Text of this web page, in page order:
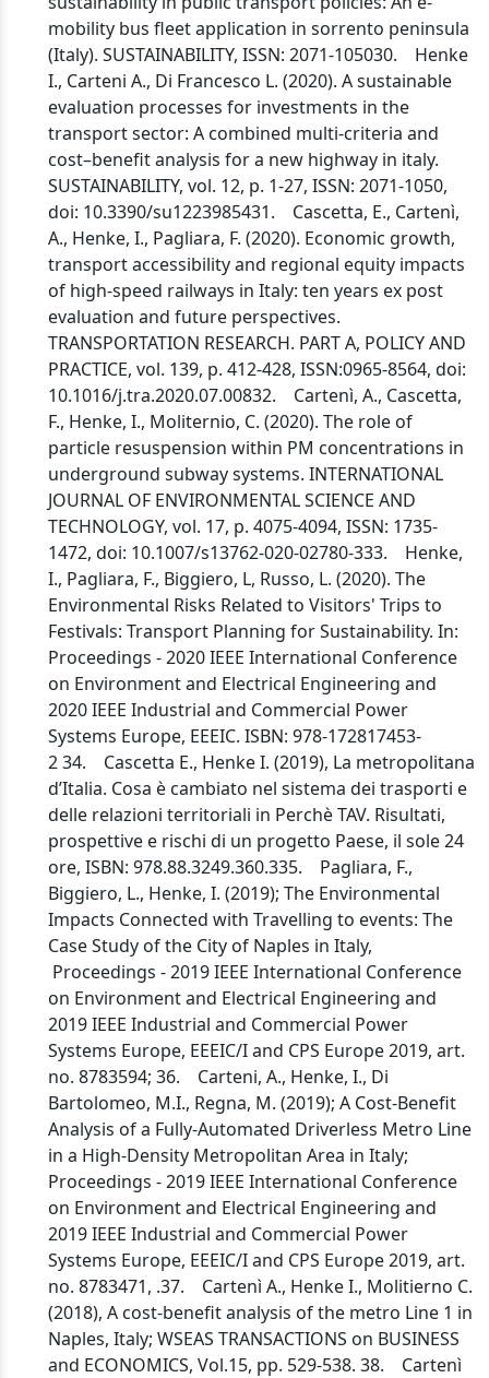
mobility bus fleet application in sorrento peninsula
(Italy). SUSTAINABILITY, ISSN: 2071-105030. Henke
I., Carteni A., Di Francesco L. (2020). A sustainable
evaluation processes for investments in the
transport sector: A combined multi-criteria and
cost–benefit analysis for a new highway in italy.
SUSTAINABILITY, vol. 12, p. 1-27, ISSN: 2071-1050,
doi: 10.3390/su1223985431. Cascetta, E., Cartenì,
A., Henke, I., Pagliara, F. (2020). Economic growth,
transport accessibility and regional equity impacts
of high-speed railways in Italy: ten years ex post
evaluation and future perspectives.
TRANSPORTATION RESEARCH. PART A, POLICY AND
PRACTICE, vol. 139, p. 412-428, ISSN:0965-8564, doi:
10.1016/j.tra.2020.07.00832. Cartenì, A., Cascetta,
F., Henke, I., Moliternio, C. (2020). The role of
particle resuspension within PM concentrations in
underground subway systems. INTERNATIONAL
JOURNAL OF ENVIRONMENTAL SCIENCE AND
TECHNOLOGY, vol. 17, p. 4075-4094, ISSN: 1735-
1472, doi: 10.1007/s13762-020-02780-333. Henke,
I., Pagliara, F., Biggiero, L, Russo, L. (2020). The
Environmental Risks Related to Visitors' Trips to
Festivals: Transport Planning for Sustainability. In:
Proceedings - 2020 IEEE International Conference
on Environment and Electrical Engineering and
2020 IEEE Industrial and Commercial Power
Systems Europe, EEEIC. ISBN: 978-172817453-
2 34. Cascetta E., Henke I. (2019), La metropolitana
d’Italia. Cosa è cambiato nel sistema dei trasporti e
delle relazioni territoriali in Perchè TAV. Risultati,
prospettive e rischi di un progetto Paese, il sole 24
ore, ISBN: 978.88.3249.360.335. Pagliara, F.,
Biggiero, L., Henke, I. (2019); The Environmental
Impacts Connected with Travelling to events: The
Case Study of the City of Naples in Italy,
Proceedings - 2019 IEEE International Conference
on Environment and Electrical Engineering and
2019 IEEE Industrial and Commercial Power
Systems Europe, EEEIC/I and CPS Europe 2019, art.
no. 8783594; 36. Carteni, A., Henke, I., Di
Bartolomeo, M.I., Regna, M. (2019); A Cost-Benefit
Analysis of a Fully-Automated Driverless Metro Line
in a High-Density Metropolitan Area in Italy;
Proceedings - 2019 IEEE International Conference
on Environment and Electrical Engineering and
2019 IEEE Industrial and Commercial Power
Systems Europe, EEEIC/I and CPS Europe 2019, art.
no. 8783471, .37. Cartenì A., Henke I., Molitierno C.
(2018), A cost-benefit analysis of the metro Line 1 in
Naples, Italy; WSEAS TRANSACTIONS on BUSINESS
and ECONOMICS, Vol.15, pp. 529-538. 38. Cartenì